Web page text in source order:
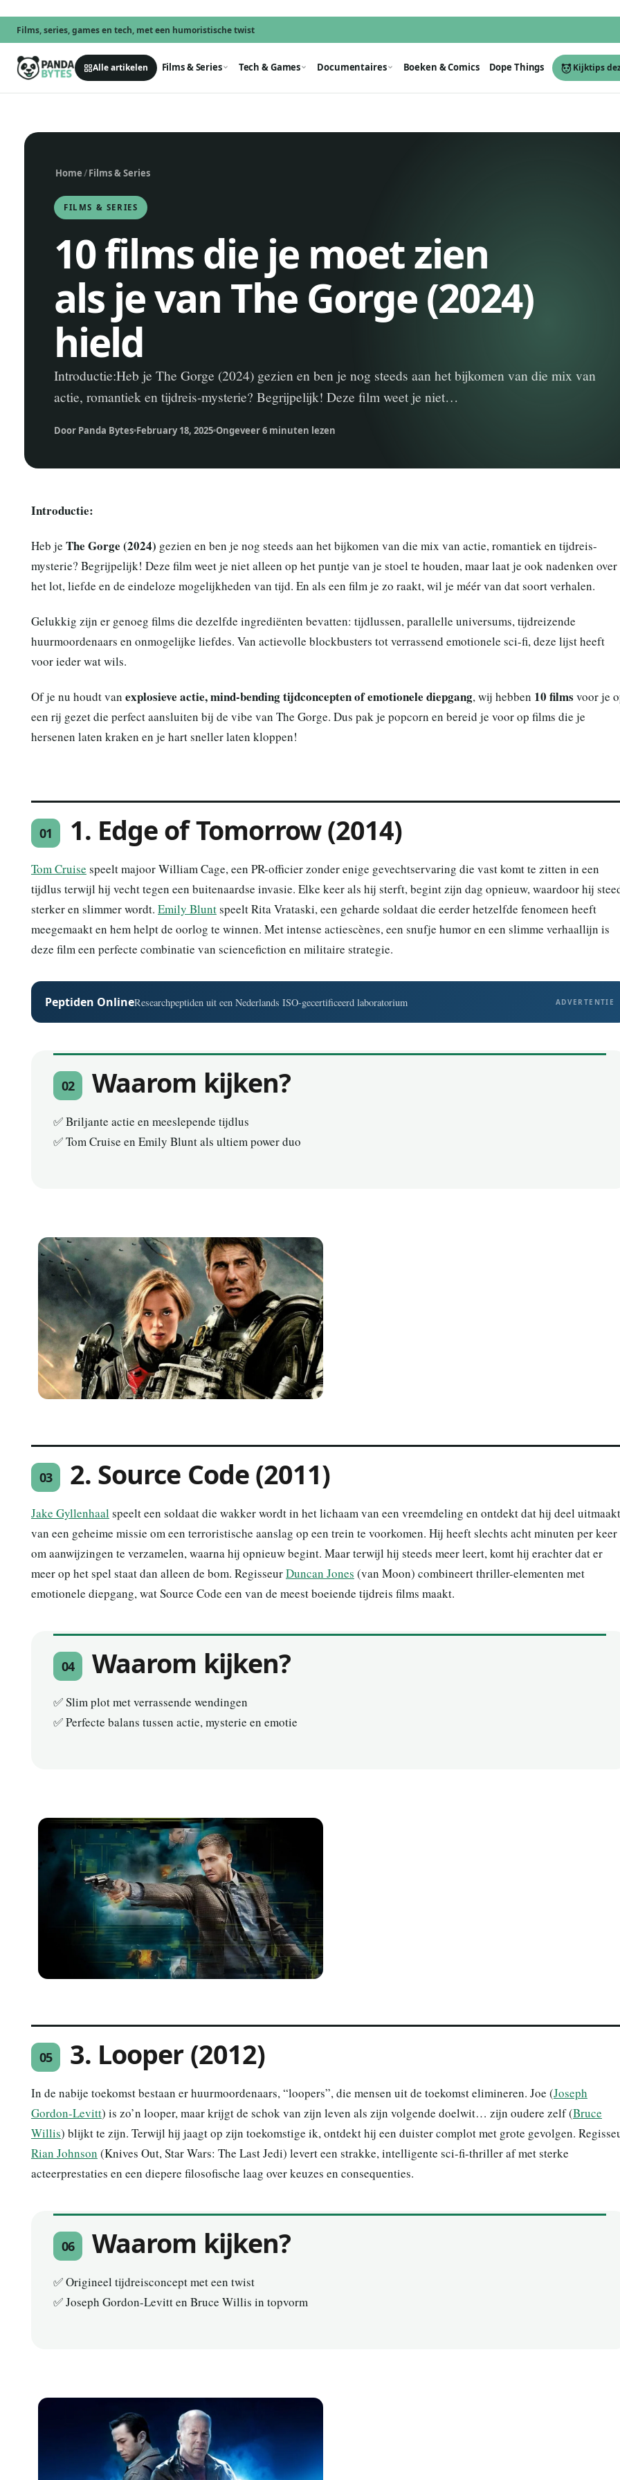
Films, series, games en tech, met een humoristische twist
Alle artikelen Films & Series Tech & Games Documentaires Boeken & Comics Dope Things Kijktips
Home/Films & Series
FILMS & SERIES
10 films die je moet zien
als je van The Gorge (2024)
hield
Introductie:Heb je The Gorge (2024) gezien en ben je nog steeds aan het bijkomen van die mix van
actie, romantiek en tijdreis-mysterie? Begrijpelijk! Deze film weet je niet…
Door Panda Bytes February 18, 2025 Ongeveer 6 minuten lezen
Introductie:
Heb je The Gorge (2024) gezien en ben je nog steeds aan het bijkomen van die mix van actie, romantiek en tijdreis-
mysterie? Begrijpelijk! Deze film weet je niet alleen op het puntje van je stoel te houden, maar laat je ook nadenken over
het lot, liefde en de eindeloze mogelijkheden van tijd. En als een film je zo raakt, wil je méér van dat soort verhalen.
Gelukkig zijn er genoeg films die dezelfde ingrediënten bevatten: tijdlussen, parallelle universums, tijdreizende
huurmoordenaars en onmogelijke liefdes. Van actievolle blockbusters tot verrassend emotionele sci-fi, deze lijst heeft
voor ieder wat wils.
Of je nu houdt van explosieve actie, mind-bending tijdconcepten of emotionele diepgang, wij hebben 10 films voor je
een rij gezet die perfect aansluiten bij de vibe van The Gorge. Dus pak je popcorn en bereid je voor op films die je
hersenen laten kraken en je hart sneller laten kloppen!
01 1. Edge of Tomorrow (2014)
Tom Cruise speelt majoor William Cage, een PR-officier zonder enige gevechtservaring die vast komt te zitten in een
tijdlus terwijl hij vecht tegen een buitenaardse invasie. Elke keer als hij sterft, begint zijn dag opnieuw, waardoor hij
sterker en slimmer wordt. Emily Bluntspeelt Rita Vrataski, een geharde soldaat die eerder hetzelfde fenomeen heeft
meegemaakt en hem helpt de oorlog te winnen. Met intense actiescènes, een snufje humor en een slimme verhaallijn is
deze film een perfecte combinatie van sciencefiction en militaire strategie.
Peptiden OnlineResearchpeptiden uit een Nederlands ISO-gecertificeerd laboratorium ADVERTENTIE
02 Waarom kijken?
✅ Briljante actie en meeslepende tijdlus
✅ Tom Cruise en Emily Blunt als ultiem power duo
03 2. Source Code (2011)
Jake Gyllenhaal speelt een soldaat die wakker wordt in het lichaam van een vreemdeling en ontdekt dat hij deel uitmaakt
van een geheime missie om een terroristische aanslag op een trein te voorkomen. Hij heeft slechts acht minuten per keer
om aanwijzingen te verzamelen, waarna hij opnieuw begint. Maar terwijl hij steeds meer leert, komt hij erachter dat er
meer op het spel staat dan alleen de bom. RegisseurDuncan Jones (van Moon) combineert thriller-elementen met
emotionele diepgang, wat Source Code een van de meest boeiende tijdreis films maakt.
04 Waarom kijken?
✅ Slim plot met verrassende wendingen
✅ Perfecte balans tussen actie, mysterie en emotie
05 3. Looper (2012)
In de nabije toekomst bestaan er huurmoordenaars, “loopers”, die mensen uit de toekomst elimineren. Joe (Joseph
Gordon-Levitt) is zo’n looper, maar krijgt de schok van zijn leven als zijn volgende doelwit… zijn oudere zelf (Bruce
Willis) blijkt te zijn. Terwijl hij jaagt op zijn toekomstige ik, ontdekt hij een duister complot met grote gevolgen.
Rian Johnson (Knives Out, Star Wars: The Last Jedi) levert een strakke, intelligente sci-fi-thriller af met sterke
acteerprestaties en een diepere filosofische laag over keuzes en consequenties.
06 Waarom kijken?
✅ Origineel tijdreisconcept met een twist
✅ Joseph Gordon-Levitt en Bruce Willis in topvorm